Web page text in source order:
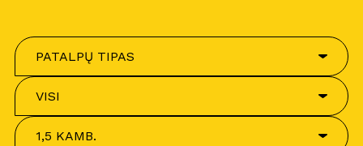
PATALPŲ TIPAS
VISI
1,5 KAMB.